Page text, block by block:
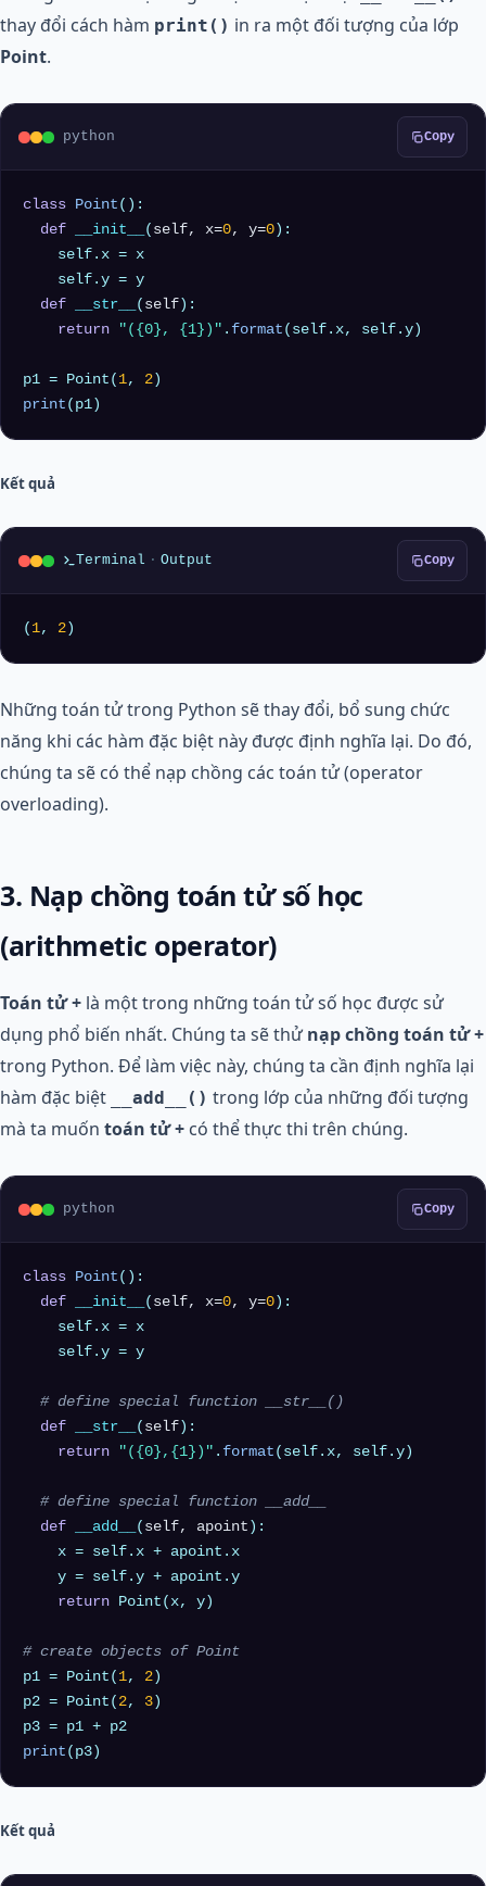
thay đổi cách hàm print() in ra một đối tượng của lớp
Point.
python Copy
class Point ():
def
__init__ ( self, x=0, y=0 ):
    self.x = x
    self.y = y
def
__str__ ( self ):
return
"({0}, {1})" . format (self.x, self.y)
p1 = Point( 1, 2
print
Kết quả
Terminal · Output Copy
( 1, 2 )
Những toán tử trong Python sẽ thay đổi, bổ sung chức
năng khi các hàm đặc biệt này được định nghĩa lại. Do đó,
chúng ta sẽ có thể nạp chồng các toán tử (operator
overloading).
3. Nạp chồng toán tử số học
(arithmetic operator)
Toán tử + là một trong những toán tử số học được sử
dụng phổ biến nhất. Chúng ta sẽ thửnạp chồng toán tử +
trong Python. Để làm việc này, chúng ta cần định nghĩa lại
hàm đặc biệt
__add__() trong lớp của những đối tượng
mà ta muốn toán tử + có thể thực thi trên chúng.
python Copy
class Point ():
def
__init__ ( self, x=0, y=0 ):
    self.x = x
    self.y = y
# define special function __str__()
def
__str__ ( self ):
return
"({0},{1})" . format (self.x, self.y)
# define special function __add__
def
__add__ ( self, apoint ):
    x = self.x + apoint.x
    y = self.y + apoint.y
return Point(x, y)
# create objects of Point
p1 = Point( 1, 2 )
p2 = Point( 2, 3 )
print
Kết quả